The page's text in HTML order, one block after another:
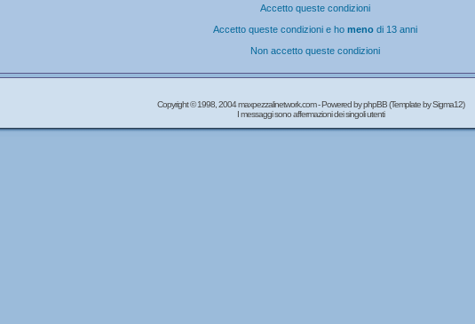
Accetto queste condizioni
Accetto queste condizioni e ho meno di 13 anni
Non accetto queste condizioni
Copyright © 1998, 2004 maxpezzalinetwork.com - Powered byphpBB(Template by Sigma12)
I messaggi sono affermazioni dei singoli utenti